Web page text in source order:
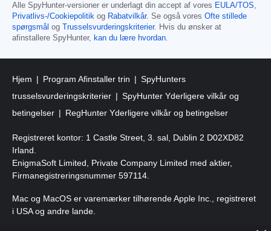
Alle SpyHunter-versioner er underlagt din accept af vores EULA/TOS,
Privatlivs-/Cookiepolitik og Rabatvilkår. Se også vores Ofte stillede
spørgsmål og Trusselsvurderingskriterier. Hvis du ønsker at
afinstallere SpyHunter, kan du lære hvordan.
Hjem Program Afinstaller trin
SpyHunters
trusselsvurderingskriterier
SpyHunter Yderligere vilkår og
betingelser
RegHunter Yderligere vilkår og betingelser
Registreret kontor: 1 Castle Street, 3. sal, Dublin 2 D02XD82
Irland.
EnigmaSoft Limited, Private Company Limited med aktier,
Firmanegistreringsnummer 597114.
Mac og MacOS er varemærker tilhørende Apple Inc., registreret
i USA og andre lande.